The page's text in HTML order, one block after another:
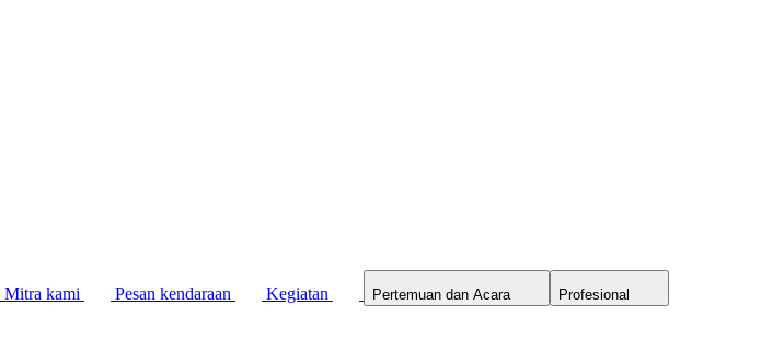
Mitra kami Pesan kendaraan Kegiatan Pertemuan dan Acara Profesional